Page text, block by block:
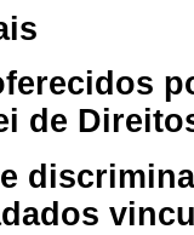
de